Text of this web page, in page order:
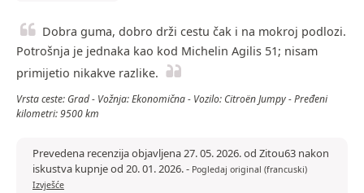
Dobra guma, dobro drži cestu čak i na mokroj podlozi.
Potrošnja je jednaka kao kod Michelin Agilis 51; nisam
primijetio nikakve razlike.
Vrsta ceste: Grad - Vožnja: Ekonomična - Vozilo: Citroën Jumpy - Pređeni
kilometri: 9500 km
Prevedena recenzija objavljena 27. 05. 2026. od Zitou63 nakon
iskustva kupnje od 20. 01. 2026.- Pogledaj original (francuski)
Izvješće